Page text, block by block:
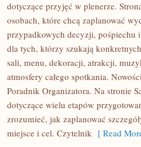
dotyczące przyjęć w plenerze.
osobach, które chcą zaplanować
przypadkowych decyzji, pośpiechu
dla tych, którzy szukają
sali, menu, dekoracji, atrakcji,
atmosfery całego spotkania.
Poradnik Organizatora. Na stronie
dotyczące wielu etapów
zrozumieć, jak zaplanować
miejsce i cel. Czytelnik [ Read